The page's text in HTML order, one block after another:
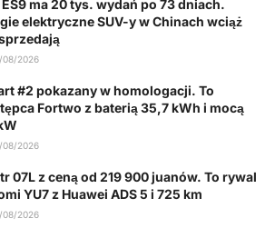
ma 20 tys. wydań po 73 dniach.
elektryczne SUV-y w Chinach wciąż
08/2026
#2 pokazany w homologacji. To
Fortwo z baterią 35,7 kWh i mocą
08/2026
07L z ceną od 219 900 juanów. To rywal
YU7 z Huawei ADS 5 i 725 km
08/2026